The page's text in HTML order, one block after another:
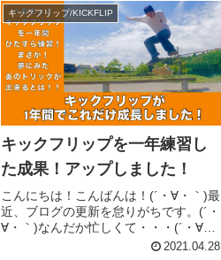
は、正直擦り上げなくてもオーリーも
キックフリップもできまし...
キックフリップ/KICKFLIP
キックフリップを一年練習し
た成果！アップしました！
こんにちは！こんばんは！(´・∀・｀)最
近、ブログの更新を怠りがちです。(´・
∀・｀)なんだか忙しくて・・・(´・∀・
｀)そんな中なのですが、YouTubeに新
2021.04.28